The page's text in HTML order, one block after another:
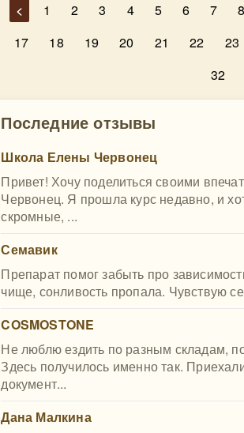
< 1 2 3 4 5 6 7 8
17
18 19 20 21 22 23
32
Последние отзывы
Школа Елены Червонец
Привет! Хочу поделиться своими
Червонец. Я прошла курс недавно, и
скромные, ...
Семавик
Препарат помог забыть про
чище, сонливость пропала. Чувствую
COSMOSTONE
Не люблю ездить по разным складам,
Здесь получилось именно так.
документ...
Дана Малкина